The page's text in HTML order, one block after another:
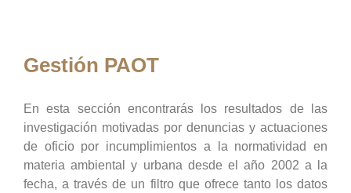
Gestión PAOT
En esta sección encontrarás los resultados de las
investigación motivadas por denuncias y actuaciones
de oficio por incumplimientos a la normatividad en
materia ambiental y urbana desde el año 2002 a la
fecha, a través de un filtro que ofrece tanto los datos